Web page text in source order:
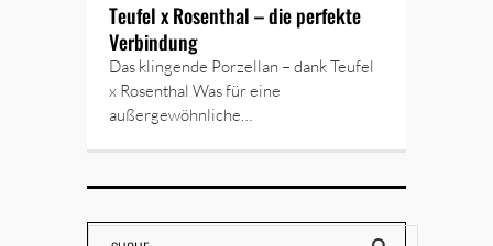
Teufel x Rosenthal – die perfekte
Verbindung
Das klingende Porzellan – dank Teufel
x Rosenthal Was für eine
außergewöhnliche…